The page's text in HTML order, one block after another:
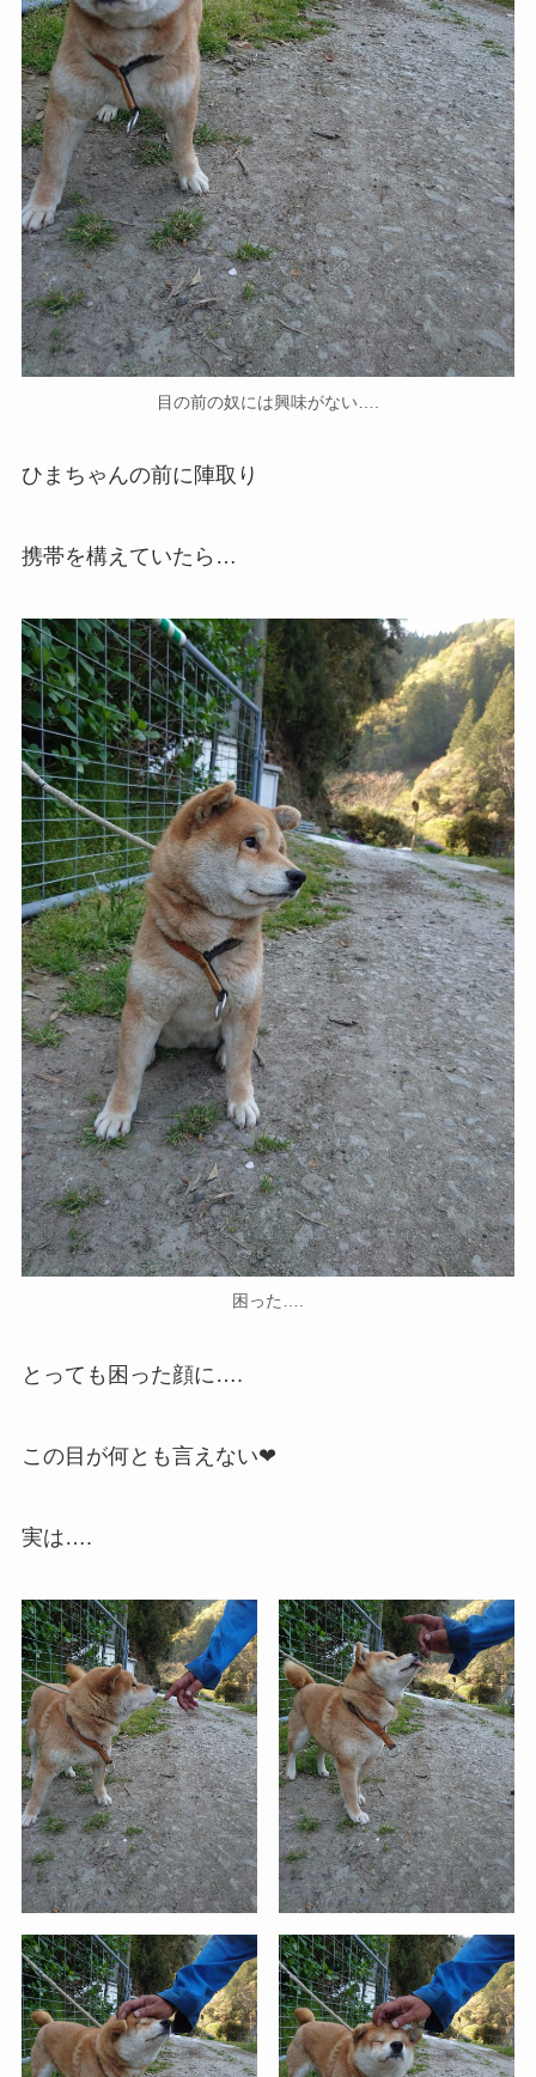
目の前の奴には興味がない….
ひまちゃんの前に陣取り
携帯を構えていたら…
困った….
とっても困った顔に….
この目が何とも言えない❤
実は….